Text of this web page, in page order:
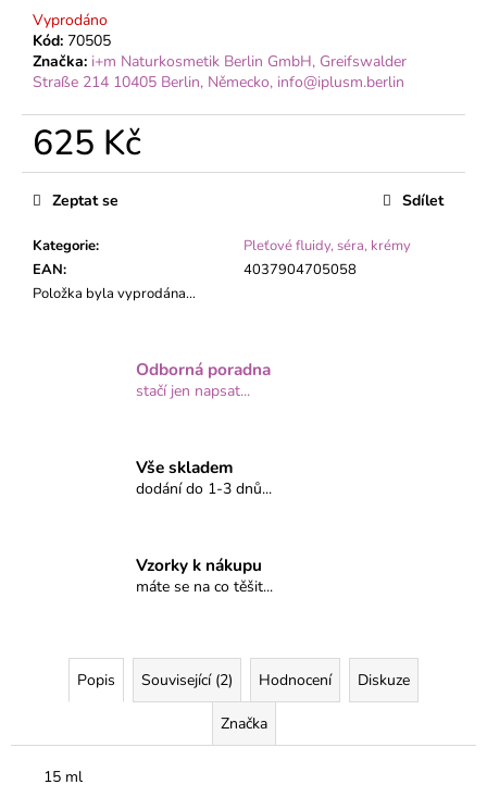
Vyprodáno
Kód: 70505
Značka: i+m Naturkosmetik Berlin GmbH, Greifswalder
Straße 214 10405 Berlin, Německo, info@iplusm.berlin
625 Kč
Měrná
cena:
Kategorie:
Pleťové fluidy, séra, krémy
EAN:
4037904705058
Položka byla vyprodána…
Zeptat se Sdílet
Odborná poradna
stačí jen napsat...
Vše skladem
dodání do 1-3 dnů...
Vzorky k nákupu
máte se na co těšit...
Popis Související (2) Hodnocení Diskuze
Značka
15 ml
p
o
č
j